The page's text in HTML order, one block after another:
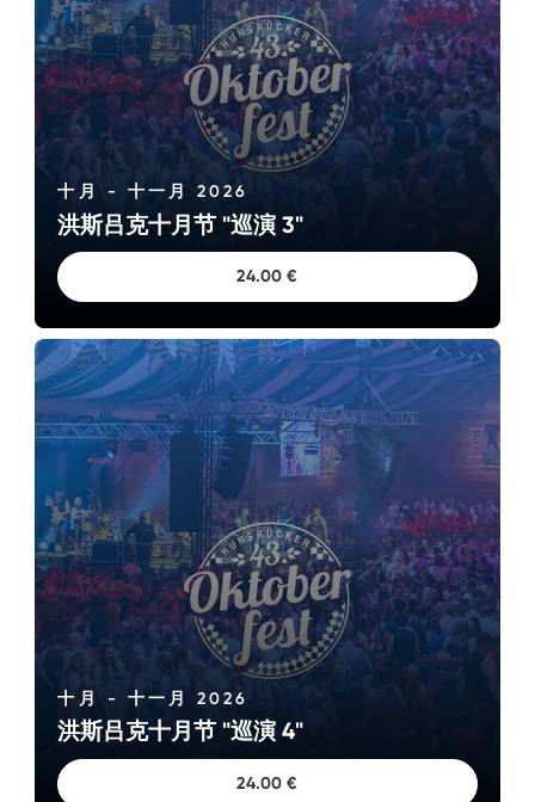
十月 - 十一月 2026
洪斯吕克十月节 "巡演 3"
24.00 €
十月 - 十一月 2026
洪斯吕克十月节 "巡演 4"
24.00 €
大型周年庆典
BOHR庆祝两个周年纪念——BOHR成立40周年和BOHR岛
25周年——诚邀大家参加在Lautzenhausen的BOHR岛举行
的大型庆典。两天的入场免费。
了解更多